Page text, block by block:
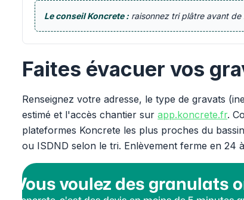
Le conseil Koncrete : raisonnez tri plâtre avant
Faites évacuer vos
Renseignez votre adresse, le type de gravats
estimé et l'accès chantier surapp.koncrete.fr.
plateformes Koncrete les plus proches du
ou ISDND selon le tri. Enlèvement ferme en 24
Vous voulez des granulats